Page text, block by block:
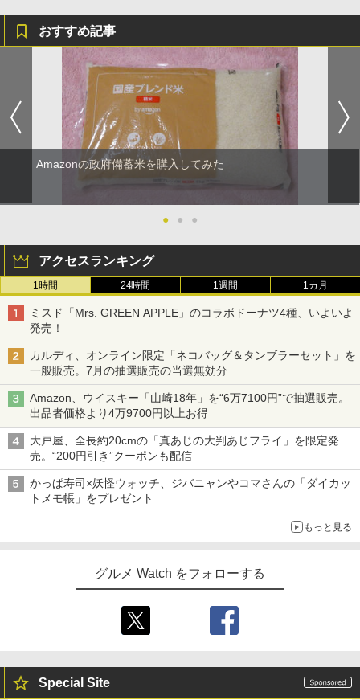
おすすめ記事
Amazonの政府備蓄米を購入してみた
● ● ●
アクセスランキング
1時間 24時間 1週間 1カ月
ミスド「Mrs. GREEN APPLE」のコラボドーナツ4種、いよいよ
発売！
カルディ、オンライン限定「ネコバッグ＆タンブラーセット」を
一般販売。7月の抽選販売の当選無効分
Amazon、ウイスキー「山崎18年」を“6万7100円”で抽選販売。
出品者価格より4万9700円以上お得
大戸屋、全長約20cmの「真あじの大判あじフライ」を限定発
売。“200円引き”クーポンも配信
かっぱ寿司×妖怪ウォッチ、ジバニャンやコマさんの「ダイカッ
トメモ帳」をプレゼント
もっと見る
グルメ Watch をフォローする
Special Site